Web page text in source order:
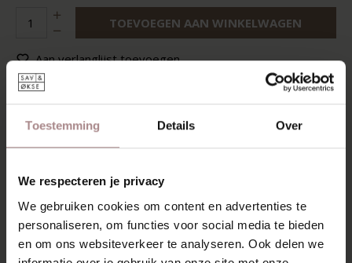
Toestemming Details Over
We respecteren je privacy
We gebruiken cookies om content en advertenties te
personaliseren, om functies voor social media te bieden
en om ons websiteverkeer te analyseren. Ook delen we
TOEVOEGEN AAN WINKELWAGEN
Aan verlanglijst toevoegen
Op voorraad:
Levertijd: 2-5 werkdagen
RECENT BEKEKEN